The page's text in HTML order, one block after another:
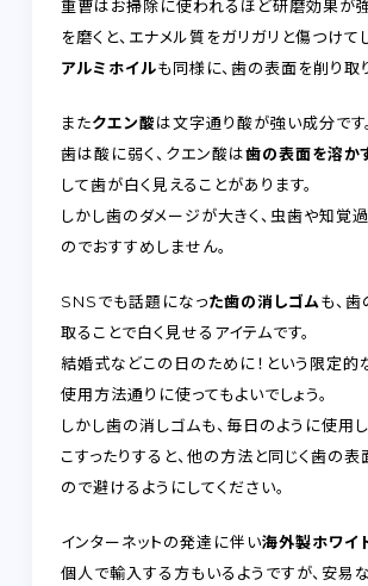
重曹はお掃除に使われるほど研磨効果が
を磨くと、エナメル質をガリガリと傷つけて
アルミホイルも同様に、歯の表面を削り取
またクエン酸は文字通り酸が強い成分です。
歯は酸に弱く、クエン酸は歯の表面を溶か
して歯が白く見えることがあります。
しかし歯のダメージが大きく、虫歯や知覚
のでおすすめしません。
SNSでも話題になった歯の消しゴムも、
取ることで白く見せるアイテムです。
結婚式などこの日のために！という限定的
使用方法通りに使ってもよいでしょう。
しかし歯の消しゴムも、毎日のように使用
こすったりすると、他の方法と同じく歯の
ので避けるようにしてください。
インターネットの発達に伴い海外製ホワイ
個人で輸入する方もいるようですが、安易